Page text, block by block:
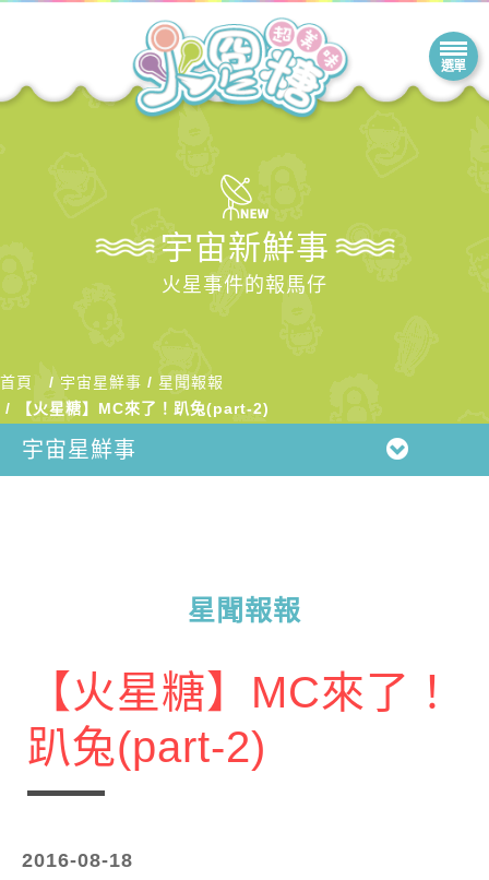
宇宙新鮮事
火星事件的報馬仔
首頁 宇宙星鮮事
星聞報報
【火星糖】MC來了！趴兔(part-2)
宇宙星鮮事
星聞報報
【火星糖】MC來了！
趴兔(part-2)
2016-08-18